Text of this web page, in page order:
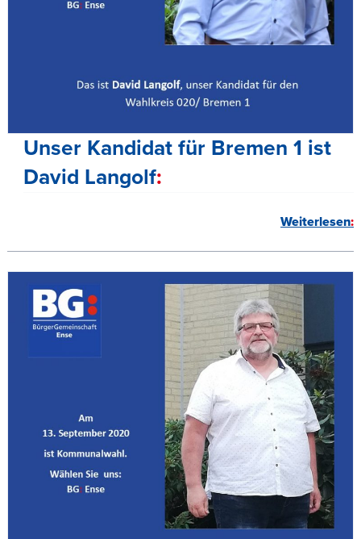
Unser Kandidat für Bremen 1 ist
David Langolf
Weiterlesen